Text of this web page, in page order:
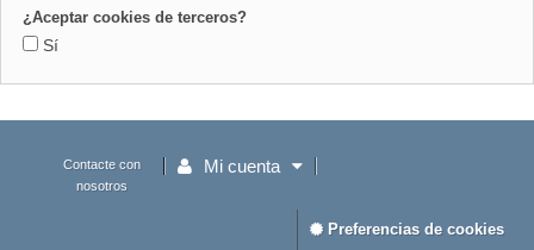
¿Aceptar cookies de terceros?
Sí
Mi cuenta
Contacte con
nosotros
Preferencias de cookies